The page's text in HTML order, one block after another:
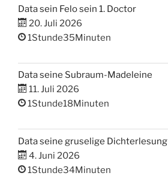
Data sein Felo sein 1. Doctor
20. Juli 2026
1Stunde35Minuten
Data seine Subraum-Madeleine
11. Juli 2026
1Stunde18Minuten
Data seine gruselige Dichterlesung
4. Juni 2026
1Stunde34Minuten